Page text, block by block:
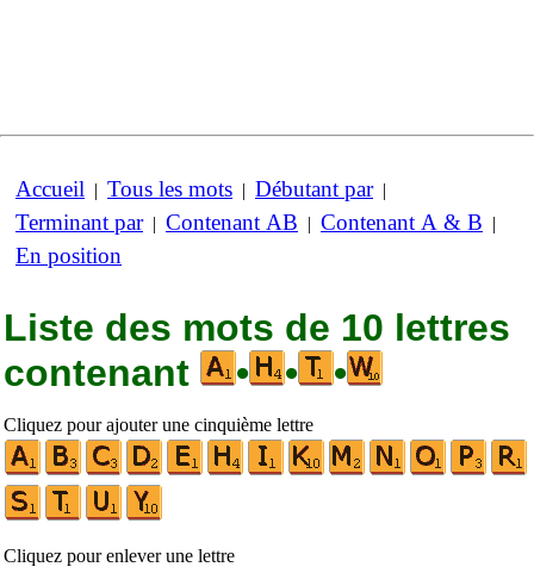
Accueil | Tous les mots | Débutant par|
Terminant par| Contenant AB | Contenant A & B |
En position
Liste des mots de 10 lettres
contenant
• • •
Cliquez pour ajouter une cinquième lettre
Cliquez pour enlever une lettre